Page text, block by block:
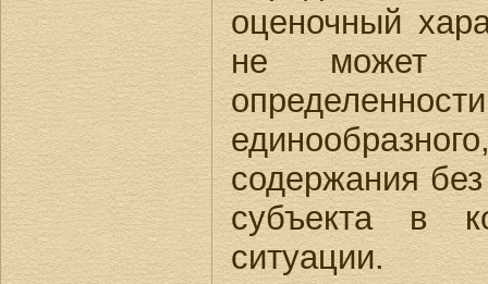
оценочный
не может
содержания
субъекта в
ситуации.